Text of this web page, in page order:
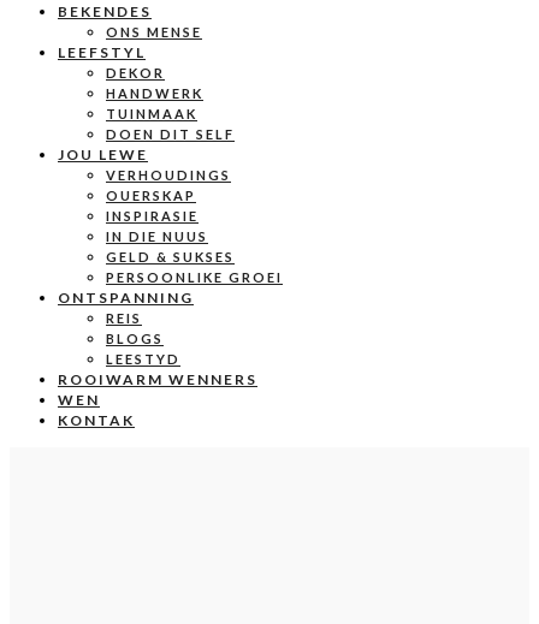
BEKENDES
ONS MENSE
LEEFSTYL
DEKOR
HANDWERK
TUINMAAK
DOEN DIT SELF
JOU LEWE
VERHOUDINGS
OUERSKAP
INSPIRASIE
IN DIE NUUS
GELD & SUKSES
PERSOONLIKE GROEI
ONTSPANNING
REIS
BLOGS
LEESTYD
ROOIWARM WENNERS
WEN
KONTAK